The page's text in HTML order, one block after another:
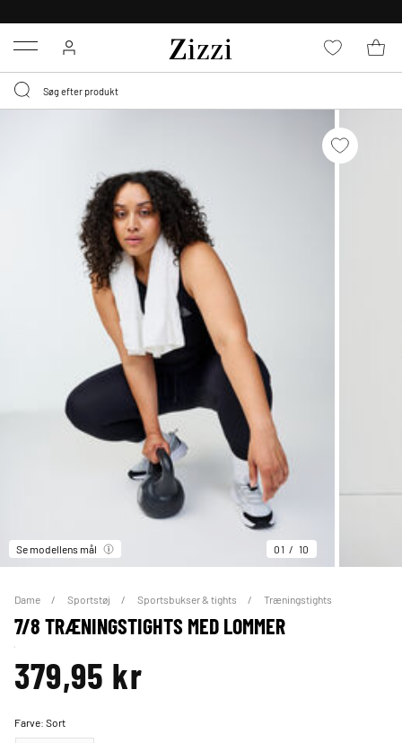
Menu
Se modellens mål 01 10
Dame Sportstøj Sportsbukser & tights Træningstights
7/8 TRÆNINGSTIGHTS MED LOMMER
379,95 kr
Farve:Sort